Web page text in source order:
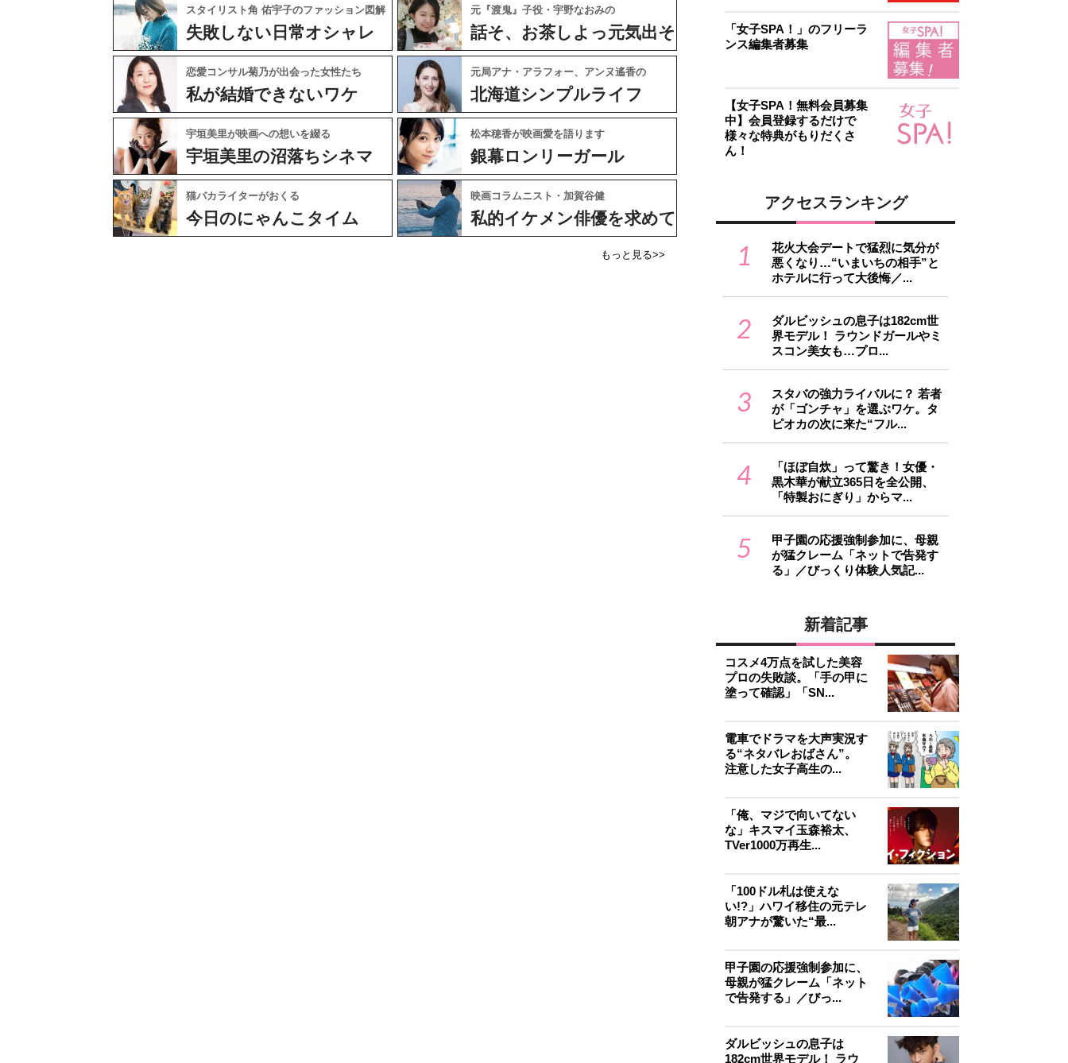
スタイリスト角 佑宇子のファッション図解
失敗しない日常オシャレ
元『渡鬼』子役・宇野なおみの
話そ、お茶しよっ元気出そ
恋愛コンサル菊乃が出会った女性たち
私が結婚できないワケ
元局アナ・アラフォー、アンヌ遙香の
北海道シンプルライフ
宇垣美里が映画への想いを綴る
宇垣美里の沼落ちシネマ
松本穂香が映画愛を語ります
銀幕ロンリーガール
猫バカライターがおくる
今日のにゃんこタイム
映画コラムニスト・加賀谷健
私的イケメン俳優を求めて
もっと見る>>
「女子SPA！」のフリーラ
ンス編集者募集
【女子SPA！無料会員募集
中】会員登録するだけで
様々な特典がもりだくさ
ん！
アクセスランキング
1
花火大会デートで猛烈に気分が
悪くなり…“いまいちの相手”と
ホテルに行って大後悔／...
2
ダルビッシュの息子は182cm世
界モデル！ ラウンドガールやミ
スコン美女も…プロ...
3
スタバの強力ライバルに？ 若者
が「ゴンチャ」を選ぶワケ。タ
ピオカの次に来た“フル...
4
「ほぼ自炊」って驚き！女優・
黒木華が献立365日を全公開、
「特製おにぎり」からマ...
5
甲子園の応援強制参加に、母親
が猛クレーム「ネットで告発す
る」／びっくり体験人気記...
新着記事
コスメ4万点を試した美容
プロの失敗談。「手の甲に
塗って確認」「SN...
電車でドラマを大声実況す
る“ネタバレおばさん”。
注意した女子高生の...
「俺、マジで向いてない
な」キスマイ玉森裕太、
TVer1000万再生...
「100ドル札は使えな
い!?」ハワイ移住の元テレ
朝アナが驚いた“最...
甲子園の応援強制参加に、
母親が猛クレーム「ネット
で告発する」／びっ...
ダルビッシュの息子は
182cm世界モデル！ ラウ